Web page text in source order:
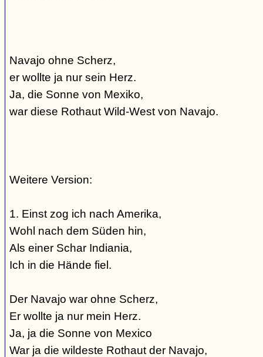
Navajo ohne Scherz,
er wollte ja nur sein Herz.
Ja, die Sonne von Mexiko,
war diese Rothaut Wild-West von Navajo.
Weitere Version:
1. Einst zog ich nach Amerika,
Wohl nach dem Süden hin,
Als einer Schar Indiania,
Ich in die Hände fiel.
Der Navajo war ohne Scherz,
Er wollte ja nur mein Herz.
Ja, ja die Sonne von Mexico
War ja die wildeste Rothaut der Navajo,